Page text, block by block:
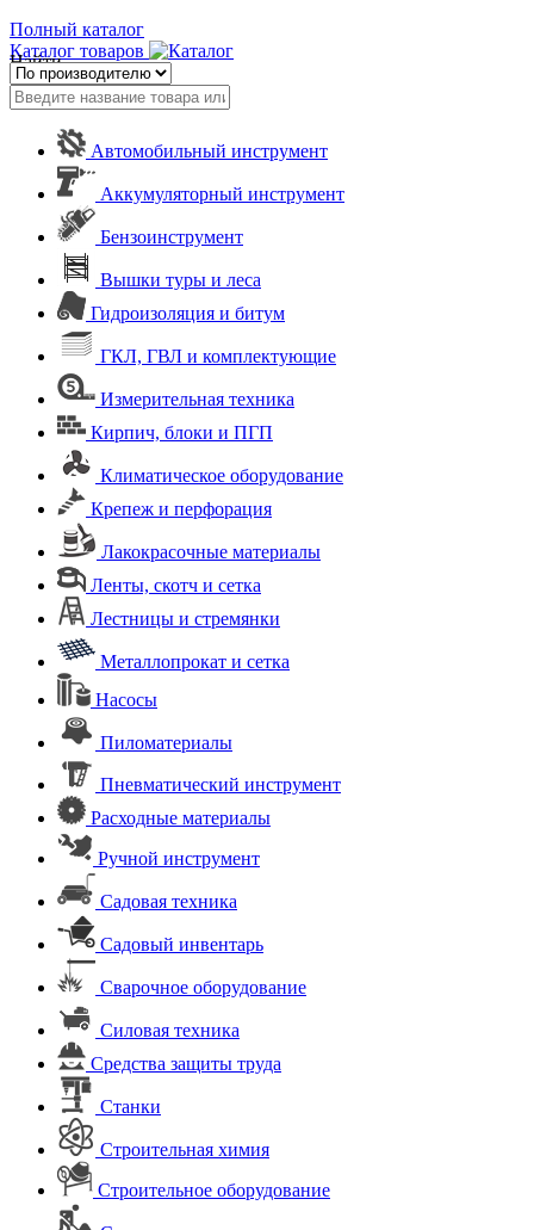
Полный каталог
Каталог товаров
Найти
Автомобильный инструмент
Аккумуляторный инструмент
Бензоинструмент
Вышки туры и леса
Гидроизоляция и битум
ГКЛ, ГВЛ и комплектующие
Измерительная техника
Кирпич, блоки и ПГП
Климатическое оборудование
Крепеж и перфорация
Лакокрасочные материалы
Ленты, скотч и сетка
Лестницы и стремянки
Металлопрокат и сетка
Насосы
Пиломатериалы
Пневматический инструмент
Расходные материалы
Ручной инструмент
Садовая техника
Садовый инвентарь
Сварочное оборудование
Силовая техника
Средства защиты труда
Станки
Строительная химия
Строительное оборудование